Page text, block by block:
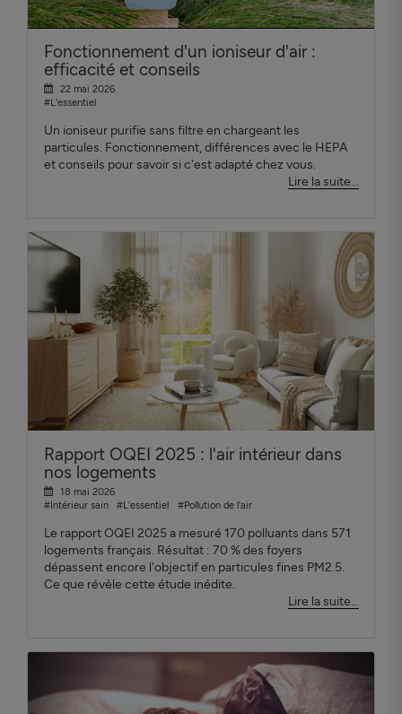
Fonctionnement d'un ioniseur d'air :
efficacité et conseils
22 mai 2026
#L'essentiel
Un ioniseur purifie sans filtre en chargeant les
particules. Fonctionnement, différences avec le HEPA
et conseils pour savoir si c'est adapté chez vous.
Lire la suite...
Rapport OQEI 2025 : l'air intérieur dans
nos logements
18 mai 2026
#Intérieur sain
#L'essentiel #Pollution de l'air
Le rapport OQEI 2025 a mesuré 170 polluants dans 571
logements français. Résultat : 70 % des foyers
dépassent encore l'objectif en particules fines PM2.5.
Ce que révèle cette étude inédite.
Lire la suite...